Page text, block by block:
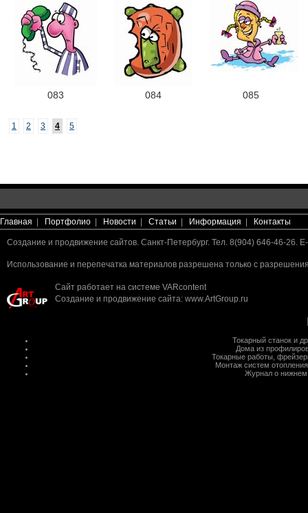
083 084 085
1 2 3 4 5
Главная Портфолио Новости Статьи Информация Контакты
Создание и продвижение сайтов. Санкт-Петербург. Тел. 8(904) 646-46-26.
Использование и перепечатка материалов разрешена только с
Сайт работает на системе VARcontent
Создание и продвижение сайта: www.ArtGroup.ru
Токарный станок и
Дома из
Токарные работы
Монтаж систем отопления
Журнал о нижнем